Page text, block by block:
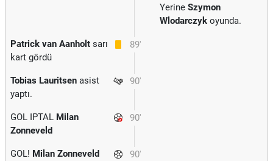
Yerine Szymon
Wlodarczyk oyunda.
89'
Patrick van Aanholt sarı
kart gördü
90'
Tobias Lauritsen asist
yaptı.
90'
GOL IPTAL Milan
Zonneveld
90'
GOL! Milan Zonneveld